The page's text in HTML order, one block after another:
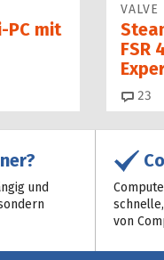
PC mit
FSR
23
und
von